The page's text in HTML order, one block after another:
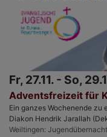
Fr, 27.11. - So,
Adventsfreizeit für
Ein ganzes Wochenende zu
Diakon Hendrik Jarallah
Weiltingen